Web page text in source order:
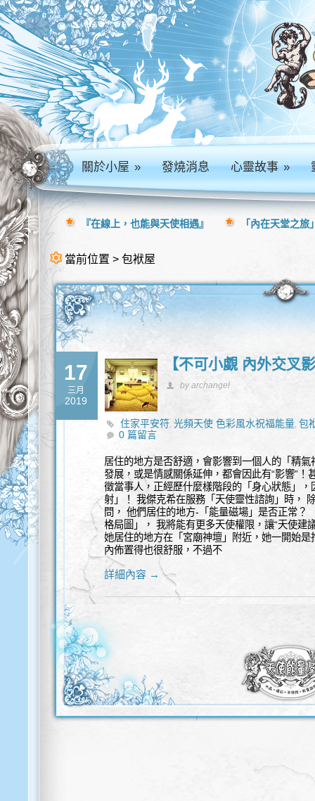
關於小屋» 發燒消息 心靈故事»
當前位置 > 包袱屋
17
三月
2019
【不可小覷 內外交叉
by archangel
住家平安符,光頻天使 色彩風水祝福能量,包
風水,陽台外推
0 篇留言
居住的地方是否舒適，會影響到一個人的「精
發展，或是情感關係延伸，都會因此有“影響”
徵當事人，正經歷什麼樣階段的「身心狀態」
射」！ 我傑克希在服務「天使靈性諮詢」時，
問， 他們居住的地方-「能量磁場」是否正常？
格局圖」， 我將能有更多天使權限，讓“天使建
她居住的地方在「宮廟神壇」附近，她一開始
內佈置得也很舒服，不過不
詳細內容 →
『在線上，也能與天使相遇』 「內在天堂之